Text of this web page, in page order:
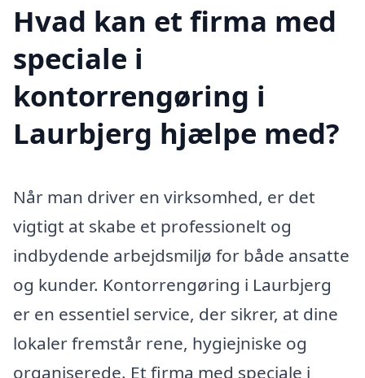
Hvad kan et firma med
speciale i
kontorrengøring i
Laurbjerg hjælpe med?
Når man driver en virksomhed, er det
vigtigt at skabe et professionelt og
indbydende arbejdsmiljø for både ansatte
og kunder. Kontorrengøring i Laurbjerg
er en essentiel service, der sikrer, at dine
lokaler fremstår rene, hygiejniske og
organiserede. Et firma med speciale i